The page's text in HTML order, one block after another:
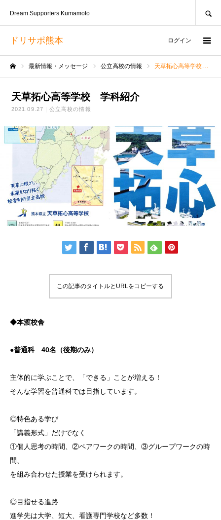
ドリサポ熊本
Dream Supporters Kumamoto
ログイン
最新情報・メッセージ 公立高校の情報 天草拓心高等学校 学科紹介
天草拓心高等学校 学科紹介
2021.09.27 公立高校の情報
この記事のタイトルとURLをコピーする
◆本渡校舎
●普通科 40名（後期のみ）
主体的に学ぶことで、「できる」ことが増える！
そんな学習を普通科では目指しています。
◎特色ある学び
「講義形式」だけでなく
①個人思考の時間、②ペアワークの時間、③グループワークの時
間、
を組み合わせた授業を受けられます。
◎目指せる進路
進学先は大学、短大、看護専門学校など多数！